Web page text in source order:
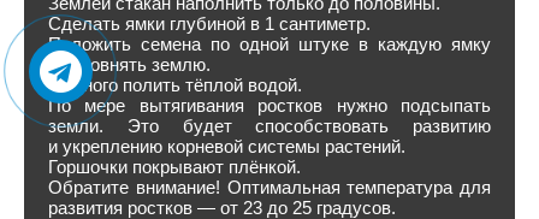
Сделать ямки глубиной в 1 сантиметр.
Положить семена по одной штуке в каждую ямку
и заровнять землю.
Немного полить тёплой водой.
По мере вытягивания ростков нужно подсыпать
земли. Это будет способствовать развитию
и укреплению корневой системы растений.
Горшочки покрывают плёнкой.
Обратите внимание! Оптимальная температура для
развития ростков — от 23 до 25 градусов.